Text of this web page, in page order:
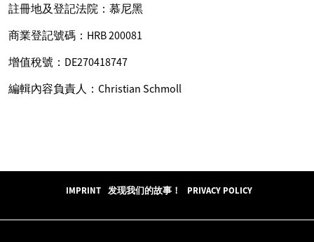
註冊地及登記法院：慕尼黑
商業登記號碼：HRB 200081
增值稅號：DE270418747
編輯內容負責人：Christian Schmoll
IMPRINT 发现我们的故事！ PRIVACY POLICY